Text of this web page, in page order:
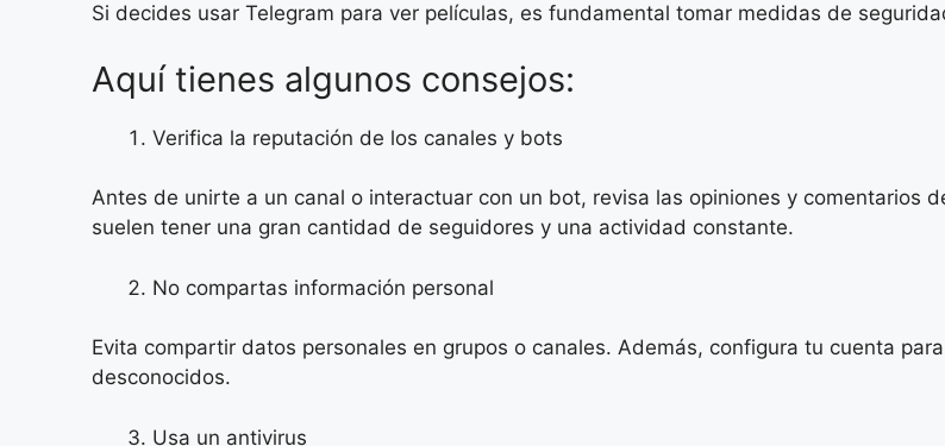
Si decides usar Telegram para ver películas, es fundamental tomar medidas de
Aquí tienes algunos consejos:
Verifica la reputación de los canales y bots
Antes de unirte a un canal o interactuar con un bot, revisa las opiniones y comentarios
suelen tener una gran cantidad de seguidores y una actividad constante.
No compartas información personal
Evita compartir datos personales en grupos o canales. Además, configura tu cuenta
desconocidos.
Usa un antivirus